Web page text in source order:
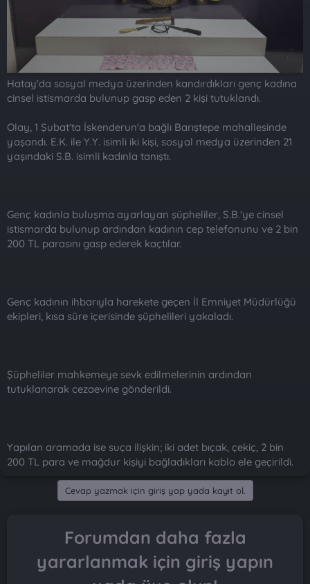
Hatay'da sosyal medya üzerinden kandırdıkları genç kadına
cinsel istismarda bulunup gasp eden 2 kişi tutuklandı.
Olay, 1 Şubat'ta İskenderun'a bağlı Barıştepe mahallesinde
yaşandı. E.K. ile Y.Y. isimli iki kişi, sosyal medya üzerinden 21
yaşındaki S.B. isimli kadınla tanıştı.
Genç kadınla buluşma ayarlayan şüpheliler, S.B.'ye cinsel
istismarda bulunup ardından kadının cep telefonunu ve 2 bin
200 TL parasını gasp ederek kaçtılar.
Genç kadının ihbarıyla harekete geçen İl Emniyet Müdürlüğü
ekipleri, kısa süre içerisinde şüphelileri yakaladı.
Şüpheliler mahkemeye sevk edilmelerinin ardından
tutuklanarak cezaevine gönderildi.
Yapılan aramada ise suça ilişkin; iki adet bıçak, çekiç, 2 bin
200 TL para ve mağdur kişiyi bağladıkları kablo ele geçirildi.
Cevap yazmak için giriş yap yada kayıt ol.
Forumdan daha fazla
yararlanmak için giriş yapın